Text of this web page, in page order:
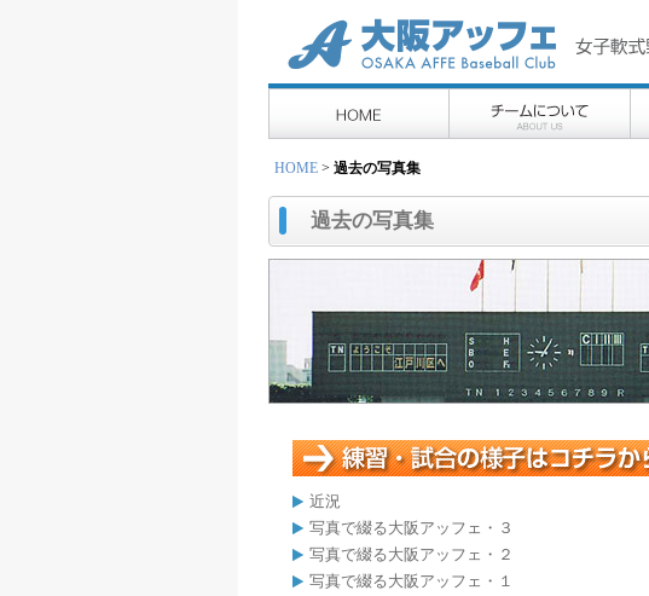
HOME > 過去の写真集
過去の写真集
近況
写真で綴る大阪アッフェ・３
写真で綴る大阪アッフェ・２
写真で綴る大阪アッフェ・１